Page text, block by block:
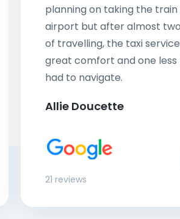
planning on taking the
airport but after almost
of travelling, the taxi
great comfort and one less
had to navigate.
Allie Doucette
21 reviews